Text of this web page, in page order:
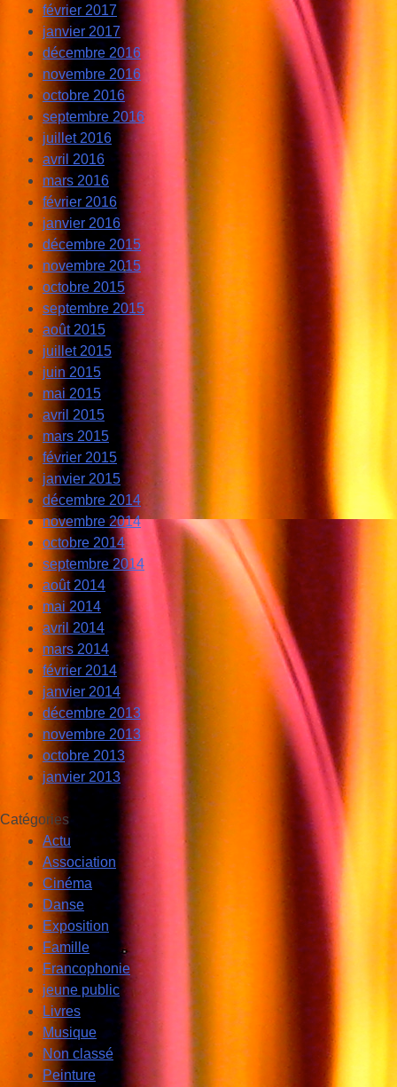
février 2017
janvier 2017
décembre 2016
novembre 2016
octobre 2016
septembre 2016
juillet 2016
avril 2016
mars 2016
février 2016
janvier 2016
décembre 2015
novembre 2015
octobre 2015
septembre 2015
août 2015
juillet 2015
juin 2015
mai 2015
avril 2015
mars 2015
février 2015
janvier 2015
décembre 2014
novembre 2014
octobre 2014
septembre 2014
août 2014
mai 2014
avril 2014
mars 2014
février 2014
janvier 2014
décembre 2013
novembre 2013
octobre 2013
janvier 2013
Catégories
Actu
Association
Cinéma
Danse
Exposition
Famille
Francophonie
jeune public
Livres
Musique
Non classé
Peinture